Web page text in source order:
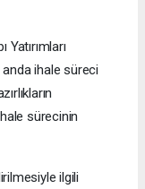
ihale süreci
sürecinin
ilgili